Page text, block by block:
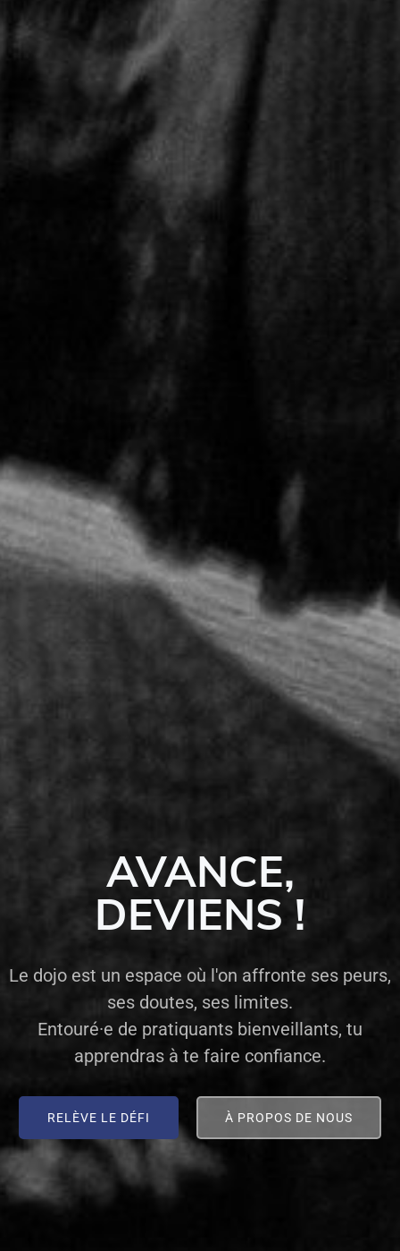
AVANCE,
DEVIENS !
Le dojo est un espace où l'on affronte ses peurs,
ses doutes, ses limites.
Entouré·e de pratiquants bienveillants, tu
apprendras à te faire confiance.
RELÈVE LE DÉFI À PROPOS DE NOUS